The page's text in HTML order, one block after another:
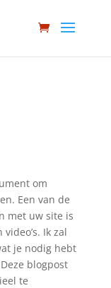
om
Een van de
met uw site is
Ik zal
je nodig hebt
blogpost
te